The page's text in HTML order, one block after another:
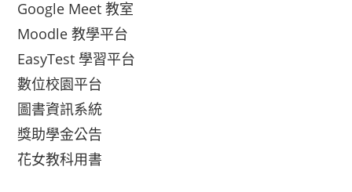
Google Meet 教室
Moodle 教學平台
EasyTest 學習平台
數位校園平台
圖書資訊系統
獎助學金公告
花女教科用書